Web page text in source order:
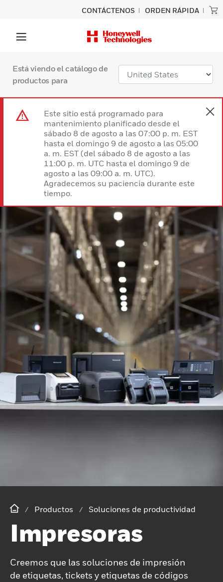
CONTÁCTENOS ORDEN RÁPIDA
Está viendo el catálogo de
productos para
Este sitio está programado para
mantenimiento planificado desde el
sábado 8 de agosto a las 07:00 p. m. EST
hasta el domingo 9 de agosto a las 05:00
a. m. EST (del sábado 8 de agosto a las
11:00 p. m. UTC hasta el domingo 9 de
agosto a las 09:00 a. m. UTC).
Agradecemos su paciencia durante este
tiempo.
Productos Soluciones de productividad
Impresoras
Creemos que las soluciones de impresión
de etiquetas, tickets y etiquetas de códigos